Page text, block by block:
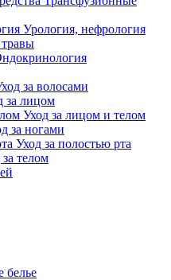
Урология, нефрология
за волосами
за лицом
Уход за лицом и телом
за ногами
Уход за полостью рта
телом
белье